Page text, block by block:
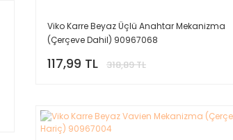
Viko Karre Beyaz Üçlü Anahtar Mekanizma
(Çerçeve Dahil) 90967068
117,99 TL 318,89 TL